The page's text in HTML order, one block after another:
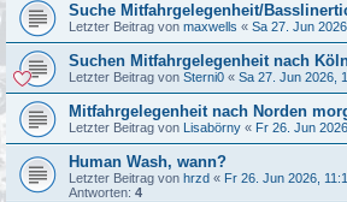
Suche Mitfahrgelegenheit/
Letzter Beitrag von maxwells « Sa 27. Jun
Suchen Mitfahrgelegenheit nach
Letzter Beitrag von Sterni0 « Sa 27. Jun 2026,
Mitfahrgelegenheit nach Norden
Letzter Beitrag von Lisabörny « Fr 26. Jun
Human Wash, wann?
Letzter Beitrag von hrzd « Fr 26. Jun 2026,
Antworten: 4